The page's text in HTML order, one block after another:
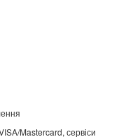
Mastercard, сервіси